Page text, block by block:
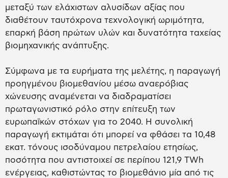
μεταξύ των ελάχιστων αλυσίδων αξίας που
διαθέτουν ταυτόχρονα τεχνολογική ωριμότητα,
επαρκή βάση πρώτων υλών και δυνατότητα ταχείας
βιομηχανικής ανάπτυξης.
Σύμφωνα με τα ευρήματα της μελέτης, η παραγωγή
προηγμένου βιομεθανίου μέσω αναερόβιας
χώνευσης αναμένεται να διαδραματίσει
πρωταγωνιστικό ρόλο στην επίτευξη των
ευρωπαϊκών στόχων για το 2040. Η συνολική
παραγωγή εκτιμάται ότι μπορεί να φθάσει τα 10,48
εκατ. τόνους ισοδύναμου πετρελαίου ετησίως,
ποσότητα που αντιστοιχεί σε περίπου 121,9 TWh
ενέργειας, καθιστώντας το βιομεθάνιο μία από τις